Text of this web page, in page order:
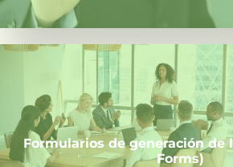
Captura leads directamente
necesidad de que salgan de
Formularios de generación de
Forms)